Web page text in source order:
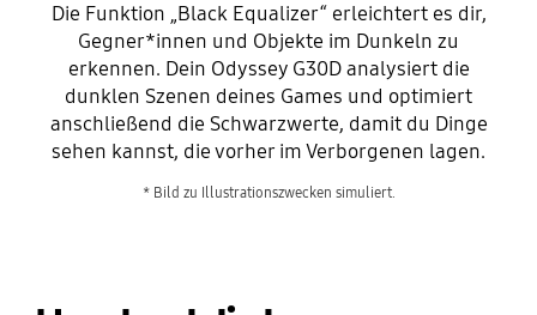
Die Funktion „Black Equalizer“ erleichtert es dir,
Gegner*innen und Objekte im Dunkeln zu
erkennen. Dein Odyssey G30D analysiert die
dunklen Szenen deines Games und optimiert
anschließend die Schwarzwerte, damit du Dinge
sehen kannst, die vorher im Verborgenen lagen.
* Bild zu Illustrationszwecken simuliert.